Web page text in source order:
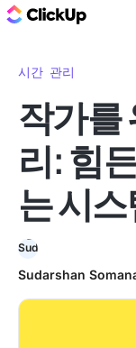
시간 관리
작가를
리: 힘
는 시
Sudarshan